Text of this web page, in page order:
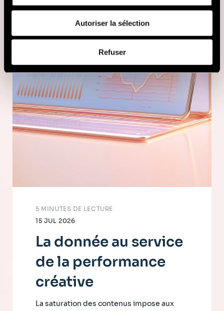
fournies ou qu'ils ont collectées lors de votre utilisation
de leurs services (cookies tiers).
vous pouvez nous contacter et comment nous traitons
Politique de protection des données à caractère
personnel.
Autoriser la sélection
Refuser
15 JUL 2026
5 MINUTES DE LECTURE
La donnée au service
de la performance
créative
La saturation des contenus impose aux